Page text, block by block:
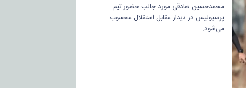
محمدحسین صادقی مورد جالب حضور تیم
پرسپولیس در دیدار مقابل استقلال محسوب
می‌شود.